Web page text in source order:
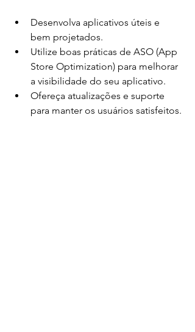
Desenvolva aplicativos úteis e
bem projetados.
Utilize boas práticas de ASO (App
Store Optimization) para melhorar
a visibilidade do seu aplicativo.
Ofereça atualizações e suporte
para manter os usuários satisfeitos.